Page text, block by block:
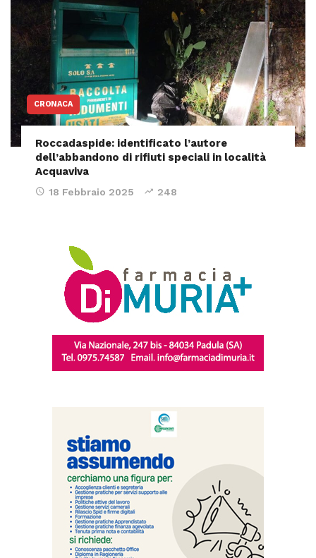
CRONACA
Roccadaspide: identificato l’autore
dell’abbandono di rifiuti speciali in località
Acquaviva
18 Febbraio 2025 248